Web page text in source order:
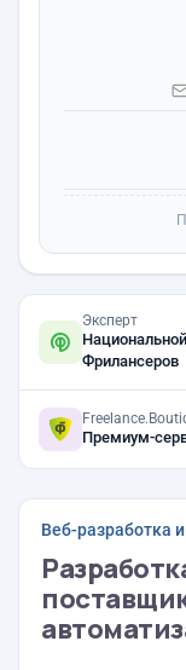
Эксперт
Фрилансеров
Премиум-
Веб-разработка